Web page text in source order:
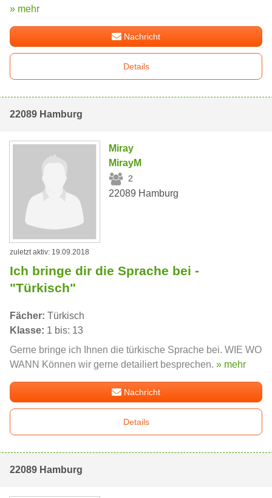
» mehr
Nachricht
Details
22089 Hamburg
Miray
MirayM
2
22089 Hamburg
zuletzt aktiv: 19.09.2018
Ich bringe dir die Sprache bei -
"Türkisch"
Fächer: Türkisch
Klasse: 1 bis: 13
Gerne bringe ich Ihnen die türkische Sprache bei. WIE WO
WANN Können wir gerne detailiert besprechen. » mehr
Nachricht
Details
22089 Hamburg